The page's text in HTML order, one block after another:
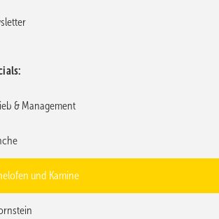
& Management
und Kamine